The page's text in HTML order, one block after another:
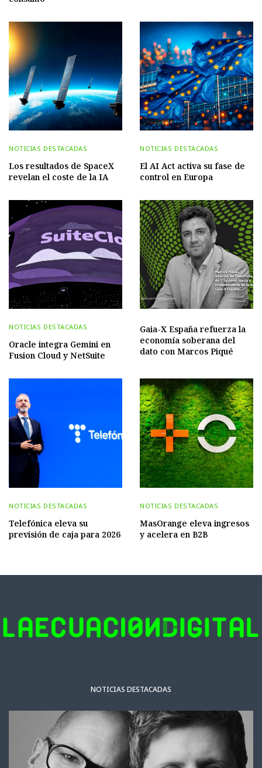
NOTICIAS DESTACADAS
Los resultados de SpaceX
revelan el coste de la IA
NOTICIAS DESTACADAS
El AI Act activa su fase de
control en Europa
NOTICIAS DESTACADAS
Oracle integra Gemini en
Fusion Cloud y NetSuite
Gaia-X España refuerza la
economía soberana del
dato con Marcos Piqué
NOTICIAS DESTACADAS
Telefónica eleva su
previsión de caja para 2026
NOTICIAS DESTACADAS
MasOrange eleva ingresos
y acelera en B2B
NOTICIAS DESTACADAS